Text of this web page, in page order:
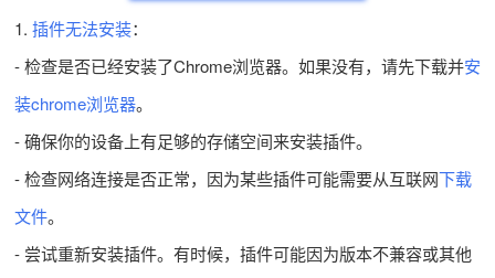
1. 插件无法安装：
- 检查是否已经安装了Chrome浏览器。如果没有，请先下载并安
装chrome浏览器。
- 确保你的设备上有足够的存储空间来安装插件。
- 检查网络连接是否正常，因为某些插件可能需要从互联网下载
文件。
- 尝试重新安装插件。有时候，插件可能因为版本不兼容或其他